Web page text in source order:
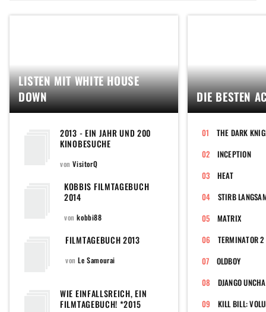
LISTEN MIT WHITE HOUSE
DOWN
2013 - EIN JAHR UND 200
KINOBESUCHE
vonVisitorQ
KOBBIS FILMTAGEBUCH
2014
vonkobbi88
FILMTAGEBUCH 2013
vonLe Samourai
WIE EINFALLSREICH, EIN
FILMTAGEBUCH! *2015
DIE BESTEN
THE DARK
INCEPTION
HEAT
STIRB
MATRIX
OLDBOY
DJANGO
KILL BILL: